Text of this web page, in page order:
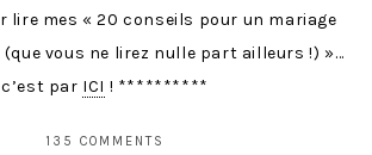
mes « 20 conseils pour un mariage
vous ne lirez nulle part ailleurs !) »…
c’est par ICI ! **********
135 COMMENTS